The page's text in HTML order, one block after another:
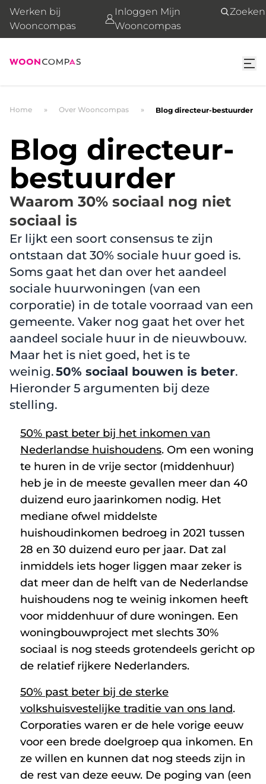
Werken bij
Wooncompas
Inloggen Mijn
Wooncompas
Zoeken
Home Over Wooncompas Blog directeur-bestuurder
Blog directeur-
bestuurder
Waarom 30% sociaal nog niet
sociaal is
Er lijkt een soort consensus te zijn
ontstaan dat 30% sociale huur goed is.
Soms gaat het dan over het aandeel
sociale huurwoningen (van een
corporatie) in de totale voorraad van een
gemeente. Vaker nog gaat het over het
aandeel sociale huur in de nieuwbouw.
Maar het is niet goed, het is te
weinig.50% sociaal bouwen is beter.
Hieronder 5 argumenten bij deze
stelling.
50% past beter bij het inkomen van
Nederlandse huishoudens. Om een woning
te huren in de vrije sector (middenhuur)
heb je in de meeste gevallen meer dan 40
duizend euro jaarinkomen nodig. Het
mediane ofwel middelste
huishoudinkomen bedroeg in 2021 tussen
28 en 30 duizend euro per jaar. Dat zal
inmiddels iets hoger liggen maar zeker is
dat meer dan de helft van de Nederlandse
huishoudens nog te weinig inkomen heeft
voor middenhuur of dure woningen. Een
woningbouwproject met slechts 30%
sociaal is nog steeds grotendeels gericht op
de relatief rijkere Nederlanders.
50% past beter bij de sterke
volkshuisvestelijke traditie van ons land.
Corporaties waren er de hele vorige eeuw
voor een brede doelgroep qua inkomen. En
ze willen en kunnen dat nog steeds zijn in
de rest van deze eeuw. De poging van (een